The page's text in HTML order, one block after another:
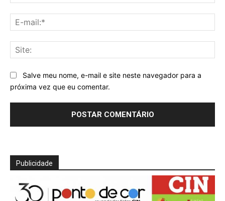
Salve meu nome, e-mail e site neste navegador para a
próxima vez que eu comentar.
Publicidade